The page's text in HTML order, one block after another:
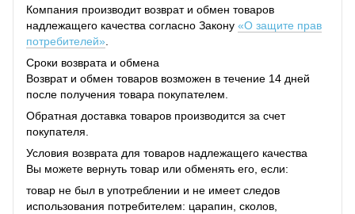
Компания производит возврат и обмен товаров
надлежащего качества согласно Закону «О защите прав
потребителей»
Сроки возврата и обмена
Возврат и обмен товаров возможен в течение 14 дней
после получения товара покупателем.
Обратная доставка товаров производится за счет
покупателя.
Условия возврата для товаров надлежащего качества
Вы можете вернуть товар или обменять его, если:
товар не был в употреблении и не имеет следов
использования потребителем: царапин, сколов,